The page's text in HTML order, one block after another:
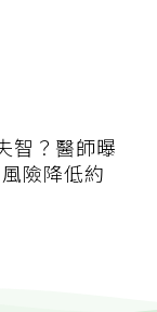
智？醫師曝
險降低約